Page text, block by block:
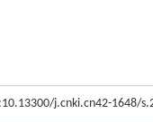
j.cnki.cn42-1648/